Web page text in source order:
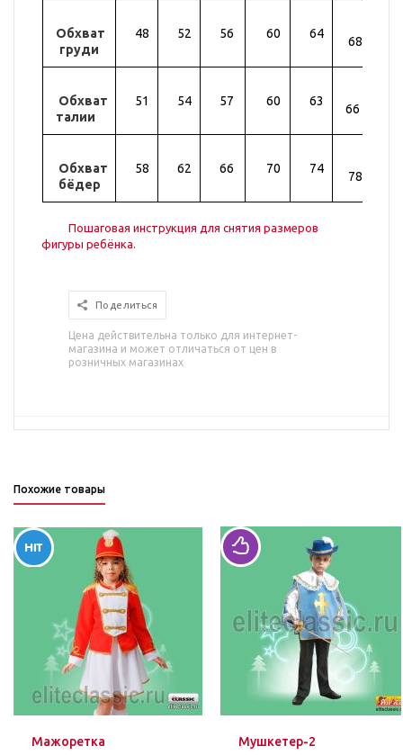
Обхват
груди
48 52 56 60 64
68
Обхват
талии
51 54 57 60 63
66
Обхват
бёдер
58 62 66 70 74
78
Пошаговая инструкция для снятия размеров
фигуры ребёнка.
Поделиться
Цена действительна только для интернет-
магазина и может отличаться от цен в
розничных магазинах
Похожие товары
Мажоретка Мушкетер-2